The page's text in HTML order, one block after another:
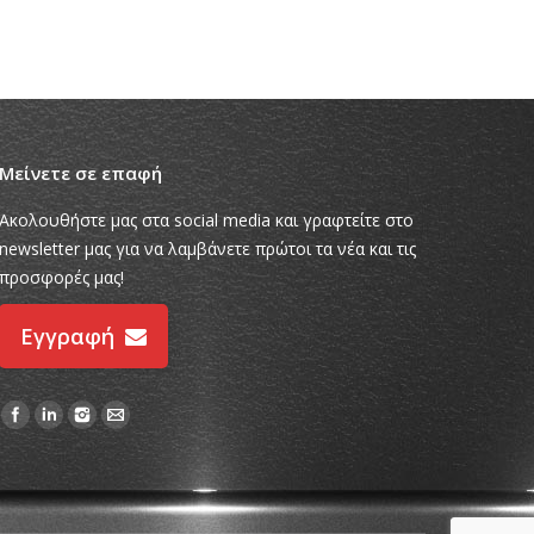
Μείνετε σε επαφή
Ακολουθήστε μας στα social media και γραφτείτε στο
newsletter μας για να λαμβάνετε πρώτοι τα νέα και τις
προσφορές μας!
Εγγραφή
Find us on: